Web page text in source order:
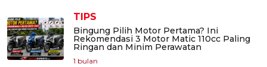
TIPS
Bingung Pilih Motor Pertama? Ini
Rekomendasi 3 Motor Matic 110cc Paling
Ringan dan Minim Perawatan
1 bulan